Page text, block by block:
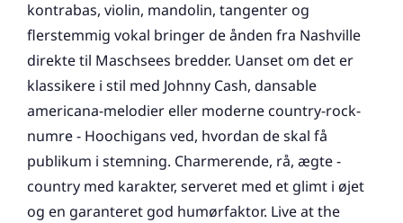
kontrabas, violin, mandolin, tangenter og
flerstemmig vokal bringer de ånden fra Nashville
direkte til Maschsees bredder. Uanset om det er
klassikere i stil med Johnny Cash, dansable
americana-melodier eller moderne country-rock-
numre - Hoochigans ved, hvordan de skal få
publikum i stemning. Charmerende, rå, ægte -
country med karakter, serveret med et glimt i øjet
og en garanteret god humørfaktor. Live at the